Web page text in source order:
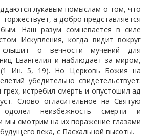
лукавым помыслам о том, что
торжествует, а добро представляется
Наш разум сомневается в силе
Искупления, когда видит вокруг
слышит о вечности мучений для
Евангелия и наблюдает за миром,
Ин. 5, 19). Но Церковь Божия на
убедительно свидетельствует:
истребил смерть и опустошил ад
Слово огласительное на Святую
одолел неизбежность смерти и
мы смотрим на их поражение глазами
века, с Пасхальной высоты.